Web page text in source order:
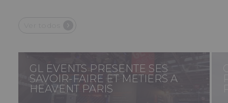
GL EVENTS PRESENTE SES
SAVOIR-FAIRE ET METIERS A
HEAVENT PARIS